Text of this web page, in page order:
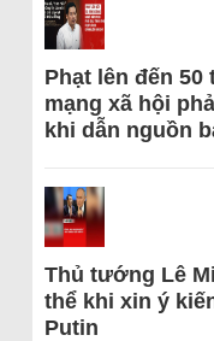
Phạt lên đến
mạng xã hội
khi dẫn nguồn
Thủ tướng Lê
thể khi xin ý
Putin